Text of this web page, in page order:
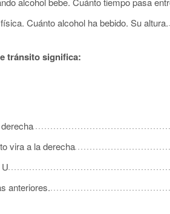
Cuánto alcohol ha bebido. Su altura.
tránsito significa:
vira a la derecha
anteriores.